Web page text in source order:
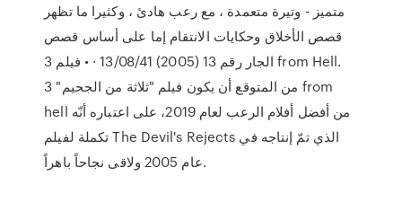
متميز - وتيرة متعمدة ، مع رعب هادئ ، وكثيرا ما تظهر
قصص الأخلاق وحكايات الانتقام إما على أساس قصص
الجار رقم 13 (2005) 13/08/41 · • فيلم 3 from Hell.
من المتوقع أن يكون فيلم "ثلاثة من الجحيم" 3 from
hell من أفضل أفلام الرعب لعام 2019، على اعتباره أنّه
تكملة لفيلم The Devil's Rejects الذي تمّ إنتاجه في
عام 2005 ولاقى نجاحاً باهراً.